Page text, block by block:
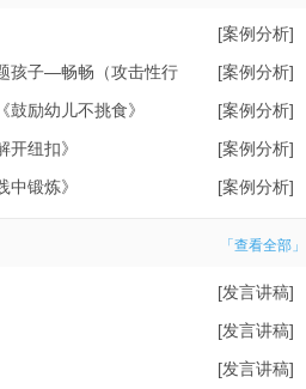
[案例分析]
[案例分析]
孩子—畅畅（攻击性行
[案例分析]
励幼儿不挑食》
[案例分析]
纽扣》
[案例分析]
锻炼》
「查看全部」
[发言讲稿]
[发言讲稿]
[发言讲稿]